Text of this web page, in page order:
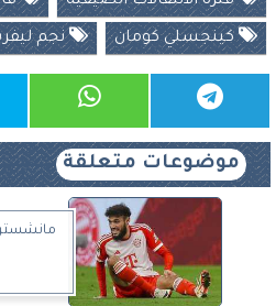
كينجسلي كومان نجم
موضوعات متعلقة
مانشستر